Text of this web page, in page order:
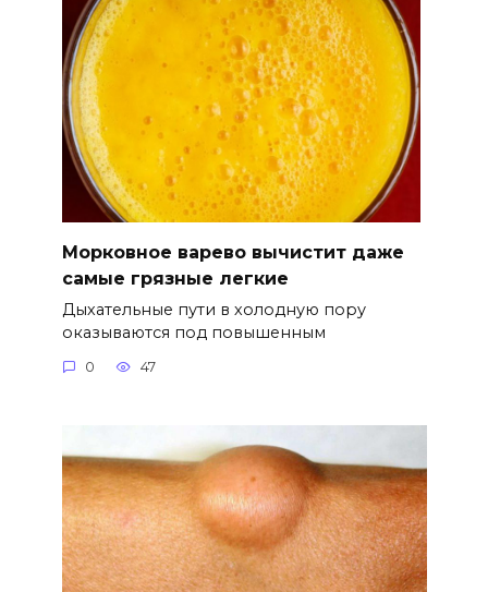
Морковное варево вычистит даже
самые грязные легкие
Дыхательные пути в холодную пору
оказываются под повышенным
0 47